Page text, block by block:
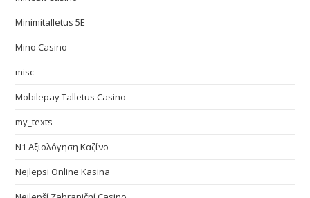
Minimitalletus 5E
Mino Casino
misc
Mobilepay Talletus Casino
my_texts
N1 Αξιολόγηση Καζίνο
Nejlepsi Online Kasina